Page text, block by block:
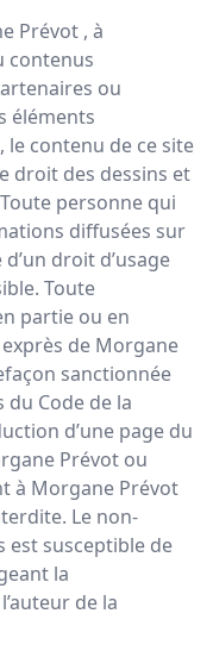
Prévot , à
contenus
ou
éléments
contenu de ce site
droit des dessins et
personne qui
diffusées sur
droit d’usage
Toute
partie ou en
de Morgane
sanctionnée
du Code de la
d’une page du
Prévot ou
à Morgane Prévot
Le non-
est susceptible de
la
de la